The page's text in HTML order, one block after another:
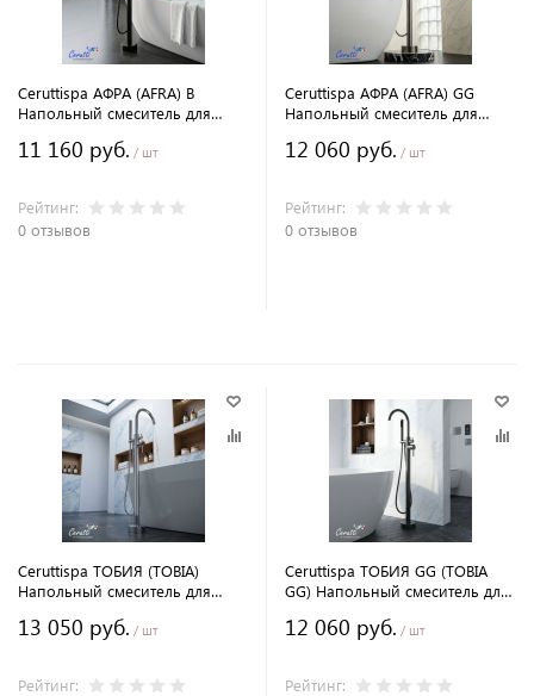
Ceruttispa АФРА (AFRA) B
Напольный смеситель для
черный матовый
11 160 руб. / шт
Рейтинг:
0 отзывов
Ceruttispa АФРА (AFRA) GG
Напольный смеситель для
графит
12 060 руб. / шт
Рейтинг:
0 отзывов
Ceruttispa ТОБИЯ (TOBIA)
Напольный смеситель для
хром
13 050 руб. / шт
Рейтинг:
Ceruttispa ТОБИЯ GG (TOBIA
GG) Напольный смеситель для
графит
12 060 руб. / шт
Рейтинг: